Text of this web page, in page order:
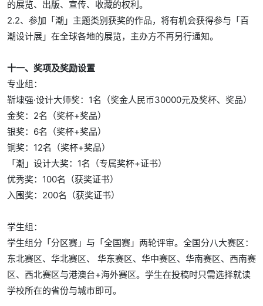
的展览、出版、宣传、收藏的权利。
2.2、参加「潮」主题类别获奖的作品，将有机会获得参与「百
潮设计展」在全球各地的展览，主办方不再另行通知。
十一、奖项及奖励设置
专业组：
靳埭强·设计大师奖：1名（奖金人民币30000元及奖杯、奖品）
金奖：2名（奖杯+奖品）
银奖：6名（奖杯+奖品）
铜奖：12名（奖杯+奖品）
「潮」设计大奖：1名（专属奖杯+证书）
优秀奖：100名（获奖证书）
入围奖：200名（获奖证书）
学生组：
学生组分「分区赛」与「全国赛」两轮评审。全国分八大赛区：
东北赛区、华北赛区、 华东赛区、华中赛区、华南赛区、西南赛
区、西北赛区与港澳台+海外赛区。学生在投稿时只需选择就读
学校所在的省份与城市即可。